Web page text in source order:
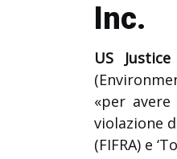
Inc.
US
«per
violazione
(FIFRA) e